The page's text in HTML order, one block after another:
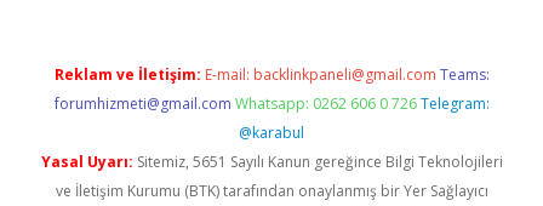
Reklam ve İletişim: E-mail: backlinkpaneli@gmail.com Teams:
forumhizmeti@gmail.com Whatsapp: 0262 606 0 726 Telegram:
@karabul
Yasal Uyarı: Sitemiz, 5651 Sayılı Kanun gereğince Bilgi Teknolojileri
ve İletişim Kurumu (BTK) tarafından onaylanmış bir Yer Sağlayıcı